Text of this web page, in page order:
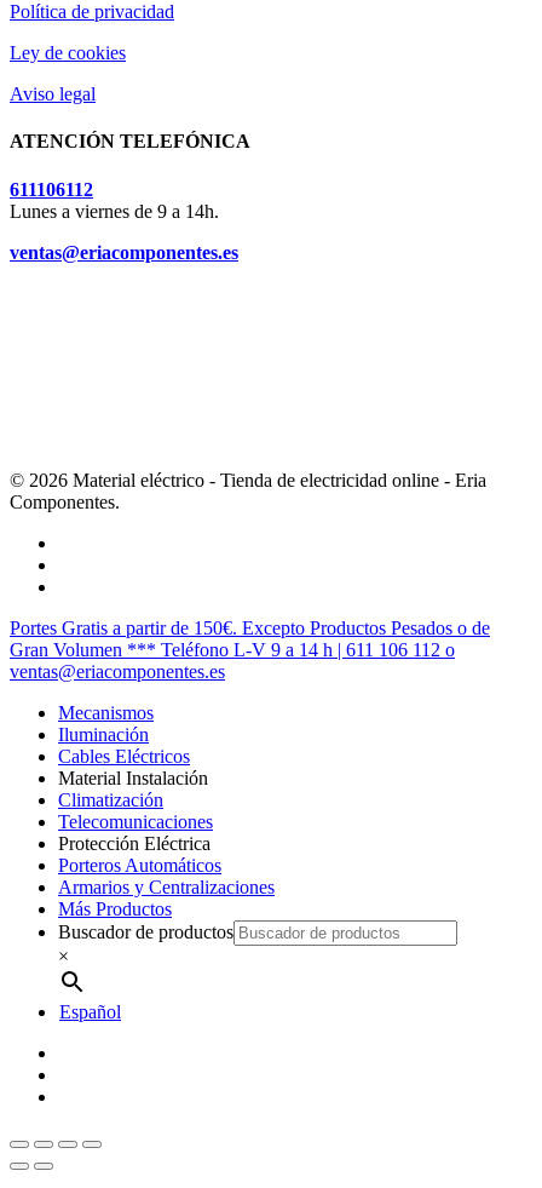
Política de privacidad
Ley de cookies
Aviso legal
ATENCIÓN TELEFÓNICA
611106112
Lunes a viernes de 9 a 14h.
ventas@eriacomponentes.es
© 2026 Material eléctrico - Tienda de electricidad online - Eria
Componentes.
Cerrar
Menú
Portes Gratis a partir de 150€. Excepto Productos Pesados o de
Gran Volumen *** Teléfono L-V 9 a 14 h | 611 106 112 o
ventas@eriacomponentes.es
Mecanismos
Iluminación
Cables Eléctricos
Material Instalación
Climatización
Telecomunicaciones
Protección Eléctrica
Porteros Automáticos
Armarios y Centralizaciones
Más Productos
Buscador de productos
×
Español